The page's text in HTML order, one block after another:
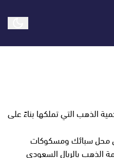
ذهبية
الذهب التي تملكها بناءً على
محل سبائك ومسكوكات
الذهب بالريال السعودي